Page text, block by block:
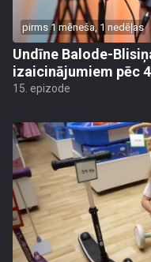
pirms 1 mēneša, 1 nedēļas
Undīne Balode-
izaicinājumiem pēc
15. epizode